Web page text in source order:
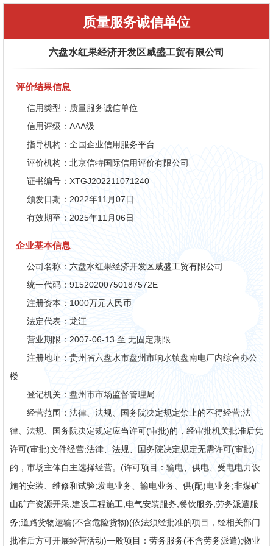
质量服务诚信单位
六盘水红果经济开发区威盛工贸有限公司
评价结果信息
信用类型：质量服务诚信单位
信用评级：AAA级
指导机构：全国企业信用服务平台
评价机构：北京信特国际信用评价有限公司
证书编号：XTGJ202211071240
颁发日期：2022年11月07日
有效期至：2025年11月06日
企业基本信息
公司名称：六盘水红果经济开发区威盛工贸有限公司
统一代码：91520200750187572E
注册资本：1000万元人民币
法定代表：龙江
营业期限：2007-06-13 至 无固定期限
注册地址：贵州省六盘水市盘州市响水镇盘南电厂内综合办公
楼
登记机关：盘州市市场监督管理局
经营范围：法律、法规、国务院决定规定禁止的不得经营;法
律、法规、国务院决定规定应当许可(审批)的，经审批机关批准后凭
许可(审批)文件经营;法律、法规、国务院决定规定无需许可(审批)
的，市场主体自主选择经营。(许可项目：输电、供电、受电电力设
施的安装、维修和试验;发电业务、输电业务、供(配)电业务;非煤矿
山矿产资源开采;建设工程施工;电气安装服务;餐饮服务;劳务派遣服
务;道路货物运输(不含危险货物)(依法须经批准的项目，经相关部门
批准后方可开展经营活动)一般项目：劳务服务(不含劳务派遣);物业